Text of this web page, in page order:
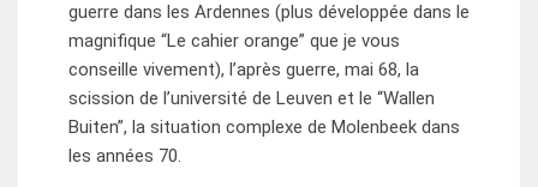
guerre dans les Ardennes (plus développée dans le
magnifique “Le cahier orange” que je vous
conseille vivement), l’après guerre, mai 68, la
scission de l’université de Leuven et le “Wallen
Buiten”, la situation complexe de Molenbeek dans
les années 70.